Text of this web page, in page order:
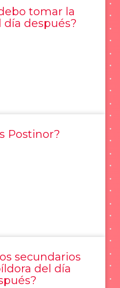
tomar la
día después?
Postinor?
secundarios
del día